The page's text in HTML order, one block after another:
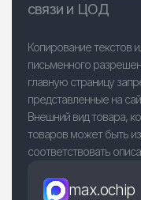
связи и ЦОД
Копирование текстов
письменного
главную страницу
представленные на
Внешний вид товара,
товаров может быть
соответствовать
max.ochip